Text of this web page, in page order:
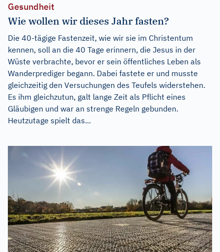
Gesundheit
Wie wollen wir dieses Jahr fasten?
Die 40-tägige Fastenzeit, wie wir sie im Christentum
kennen, soll an die 40 Tage erinnern, die Jesus in der
Wüste verbrachte, bevor er sein öffentliches Leben als
Wanderprediger begann. Dabei fastete er und musste
gleichzeitig den Versuchungen des Teufels widerstehen.
Es ihm gleichzutun, galt lange Zeit als Pflicht eines
Gläubigen und war an strenge Regeln gebunden.
Heutzutage spielt das...